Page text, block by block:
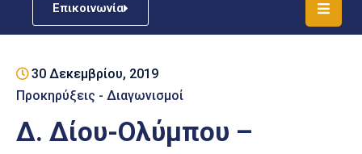
Επικοινωνία
ΓΕΜΗ30 Δεκεμβρίου, 2019
Προκηρύξεις - Διαγωνισμοί
Δ. Δίου-Ολύμπου –